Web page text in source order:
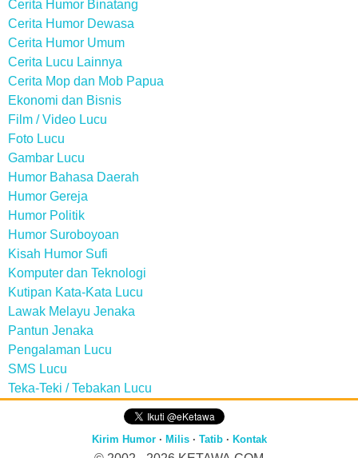
Cerita Humor Binatang
Cerita Humor Dewasa
Cerita Humor Umum
Cerita Lucu Lainnya
Cerita Mop dan Mob Papua
Ekonomi dan Bisnis
Film / Video Lucu
Foto Lucu
Gambar Lucu
Humor Bahasa Daerah
Humor Gereja
Humor Politik
Humor Suroboyoan
Kisah Humor Sufi
Komputer dan Teknologi
Kutipan Kata-Kata Lucu
Lawak Melayu Jenaka
Pantun Jenaka
Pengalaman Lucu
SMS Lucu
Teka-Teki / Tebakan Lucu
Kirim Humor· Milis· Tatib· Kontak